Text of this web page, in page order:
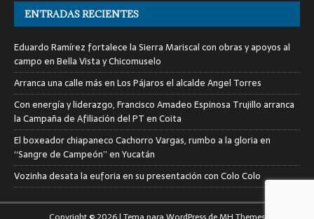
ENTRADAS RECIENTES
Eduardo Ramírez fortalece la Sierra Mariscal con obras y apoyos al
campo en Bella Vista y Chicomuselo
Arranca una calle más en Los Pájaros el alcalde Angel Torres
Con energía y liderazgo, Francisco Amadeo Espinosa Trujillo arranca
la Campaña de Afiliación del PT en Coita
El boxeador chiapaneco Cachorro Vargas, rumbo a la gloria en
“Sangre de Campeón” en Yucatán
Vozinha desata la euforia en su presentación con Colo Colo